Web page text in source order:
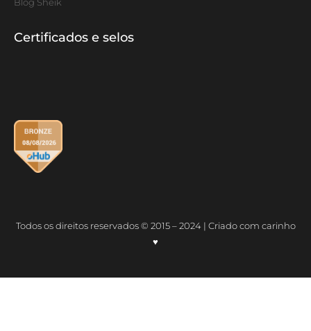
Certificados e selos
Todos os direitos reservados © 2015 – 2024 | Criado com carinho
♥